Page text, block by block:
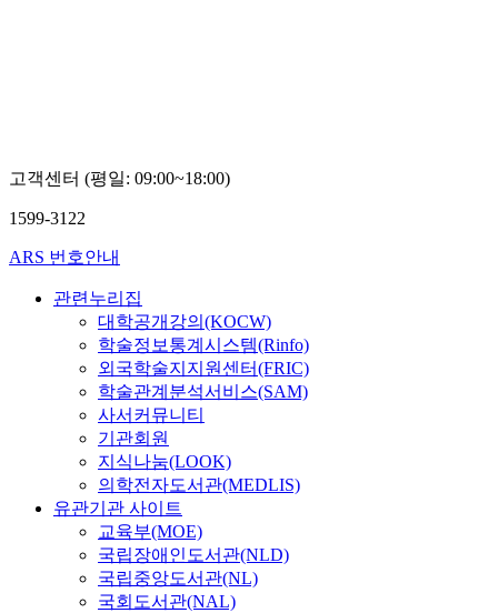
고객센터 (평일: 09:00~18:00)
1599-3122
ARS 번호안내
관련누리집
대학공개강의(KOCW)
학술정보통계시스템(Rinfo)
외국학술지지원센터(FRIC)
학술관계분석서비스(SAM)
사서커뮤니티
기관회원
지식나눔(LOOK)
의학전자도서관(MEDLIS)
유관기관 사이트
교육부(MOE)
국립장애인도서관(NLD)
국립중앙도서관(NL)
국회도서관(NAL)